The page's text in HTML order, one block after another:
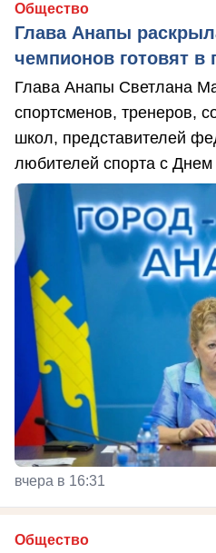
Общество
Глава Анапы
чемпионов готовят в
Глава Анапы Светлана
спортсменов, тренеров,
школ, представителей
любителей спорта с Днем
вчера в 16:31
Общество